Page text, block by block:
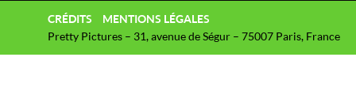
CRÉDITS
MENTIONS LÉGALES
Pretty Pictures – 31, avenue de Ségur – 75007 Paris, France